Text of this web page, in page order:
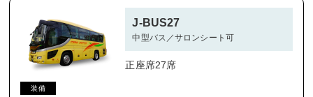
J-BUS27
中型バス／サロンシート可
正座席27席
装備